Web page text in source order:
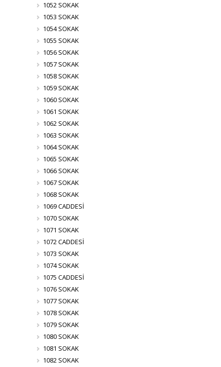
1052 SOKAK
1053 SOKAK
1054 SOKAK
1055 SOKAK
1056 SOKAK
1057 SOKAK
1058 SOKAK
1059 SOKAK
1060 SOKAK
1061 SOKAK
1062 SOKAK
1063 SOKAK
1064 SOKAK
1065 SOKAK
1066 SOKAK
1067 SOKAK
1068 SOKAK
1069 CADDESİ
1070 SOKAK
1071 SOKAK
1072 CADDESİ
1073 SOKAK
1074 SOKAK
1075 CADDESİ
1076 SOKAK
1077 SOKAK
1078 SOKAK
1079 SOKAK
1080 SOKAK
1081 SOKAK
1082 SOKAK